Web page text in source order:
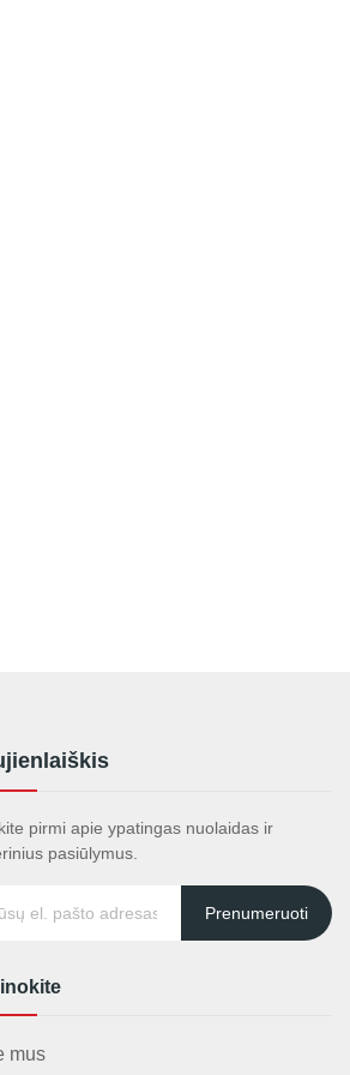
pirmi apie ypatingas nuolaidas ir
pasiūlymus.
Prenumeruoti
mus